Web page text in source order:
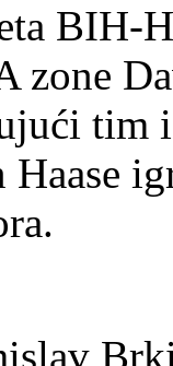
zone
tim
Haase